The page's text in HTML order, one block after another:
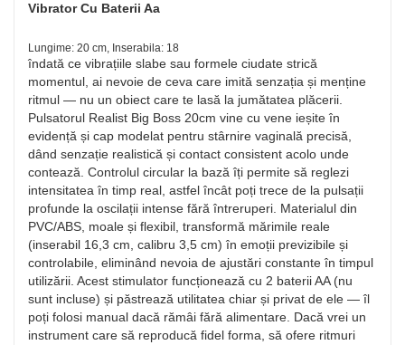
Vibrator Cu Baterii Aa
Lungime: 20 cm, Inserabila: 18
îndată ce vibrațiile slabe sau formele ciudate strică
momentul, ai nevoie de ceva care imită senzația și menține
ritmul — nu un obiect care te lasă la jumătatea plăcerii.
Pulsatorul Realist Big Boss 20cm vine cu vene ieșite în
evidență și cap modelat pentru stârnire vaginală precisă,
dând senzație realistică și contact consistent acolo unde
contează. Controlul circular la bază îți permite să reglezi
intensitatea în timp real, astfel încât poți trece de la pulsații
profunde la oscilații intense fără întreruperi. Materialul din
PVC/ABS, moale și flexibil, transformă mărimile reale
(inserabil 16,3 cm, calibru 3,5 cm) în emoții previzibile și
controlabile, eliminând nevoia de ajustări constante în timpul
utilizării. Acest stimulator funcționează cu 2 baterii AA (nu
sunt incluse) și păstrează utilitatea chiar și privat de ele — îl
poți folosi manual dacă rămâi fără alimentare. Dacă vrei un
instrument care să reproducă fidel forma, să ofere ritmuri